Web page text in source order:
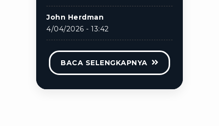
John Herdman
4/04/2026 - 13:42
BACA SELENGKAPNYA